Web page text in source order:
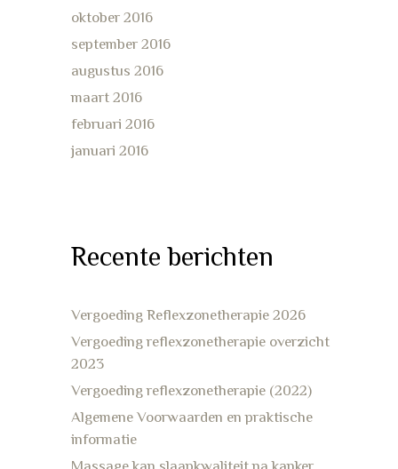
oktober 2016
september 2016
augustus 2016
maart 2016
februari 2016
januari 2016
Recente berichten
Vergoeding Reflexzonetherapie 2026
Vergoeding reflexzonetherapie overzicht
2023
Vergoeding reflexzonetherapie (2022)
Algemene Voorwaarden en praktische
informatie